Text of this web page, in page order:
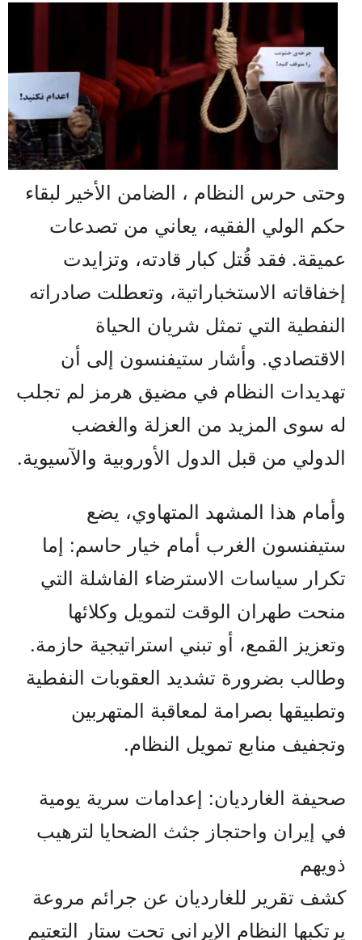
وحتى حرس النظام ، الضامن الأخير لبقاء
حكم الولي الفقيه، يعاني من تصدعات
عميقة. فقد قُتل كبار قادته، وتزايدت
إخفاقاته الاستخباراتية، وتعطلت صادراته
النفطية التي تمثل شريان الحياة
الاقتصادي. وأشار ستيفنسون إلى أن
تهديدات النظام في مضيق هرمز لم تجلب
له سوى المزيد من العزلة والغضب
الدولي من قبل الدول الأوروبية والآسيوية.
وأمام هذا المشهد المتهاوي، يضع
ستيفنسون الغرب أمام خيار حاسم: إما
تكرار سياسات الاسترضاء الفاشلة التي
منحت طهران الوقت لتمويل وكلائها
وتعزيز القمع، أو تبني استراتيجية حازمة.
وطالب بضرورة تشديد العقوبات النفطية
وتطبيقها بصرامة لمعاقبة المتهربين
وتجفيف منابع تمويل النظام.
صحيفة الغارديان: إعدامات سرية يومية
في إيران واحتجاز جثث الضحايا لترهيب
ذويهم
كشف تقرير للغارديان عن جرائم مروعة
يرتكبها النظام الإيراني تحت ستار التعتيم